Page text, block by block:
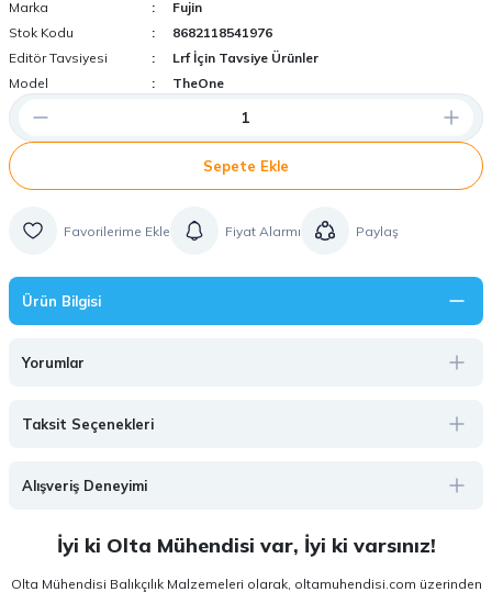
Marka
Fujin
Stok Kodu
8682118541976
Editör Tavsiyesi
Lrf İçin Tavsiye Ürünler
Model
TheOne
Sepete Ekle
Fiyat Alarmı Paylaş
Ürün Bilgisi
Yorumlar
Taksit Seçenekleri
Alışveriş Deneyimi
İyi ki Olta Mühendisi var, İyi ki varsınız!
Olta Mühendisi Balıkçılık Malzemeleri olarak, oltamuhendisi.com üzerinden